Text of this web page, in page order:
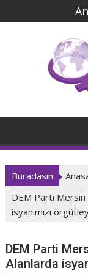
geç
Buradasın
DEM Parti Mersin
isyanımızı
DEM Parti
Alanlarda